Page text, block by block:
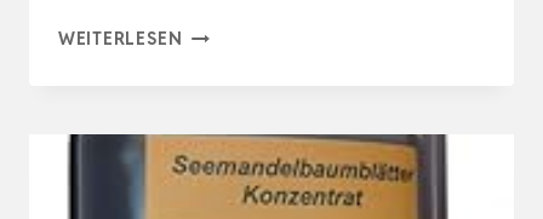
WEITERLESEN DIE
GENERATION
DER